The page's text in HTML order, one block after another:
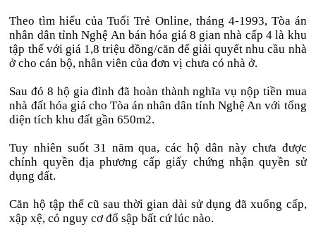
Theo tìm hiểu của Tuổi Trẻ Online, tháng 4-1993, Tòa án
nhân dân tỉnh Nghệ An bán hóa giá 8 gian nhà cấp 4 là khu
tập thể với giá 1,8 triệu đồng/căn để giải quyết nhu cầu nhà
ở cho cán bộ, nhân viên của đơn vị chưa có nhà ở.
Sau đó 8 hộ gia đình đã hoàn thành nghĩa vụ nộp tiền mua
nhà đất hóa giá cho Tòa án nhân dân tỉnh Nghệ An với tổng
diện tích khu đất gần 650m2.
Tuy nhiên suốt 31 năm qua, các hộ dân này chưa được
chính quyền địa phương cấp giấy chứng nhận quyền sử
dụng đất.
Căn hộ tập thể cũ sau thời gian dài sử dụng đã xuống cấp,
xập xệ, có nguy cơ đổ sập bất cứ lúc nào.